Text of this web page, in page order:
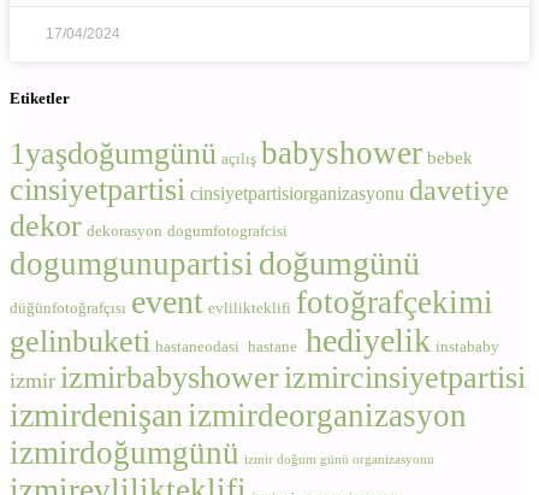
17/04/2024
Etiketler
1yaşdoğumgünü açılış babyshower bebek
cinsiyetpartisi cinsiyetpartisiorganizasyonu davetiye
dekor dekorasyon dogumfotografcisi
dogumgunupartisi doğumgünü
düğünfotoğrafçısı event evlilikteklifi fotoğrafçekimi
gelinbuketi hastaneodasi hastane hediyelik instababy
izmir izmirbabyshowerizmircinsiyetpartisi
izmirdenişan izmirdeorganizasyon
izmirdoğumgünü izmir doğum günü organizasyonu